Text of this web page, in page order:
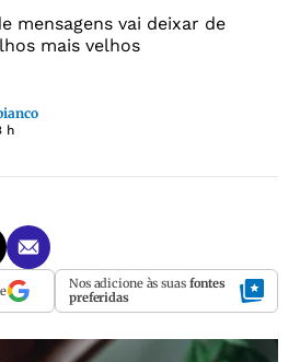
mensagens vai deixar de
mais velhos
h
Nos adicione às suas fontes
preferidas